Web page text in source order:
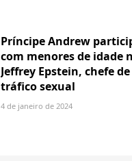
Príncipe Andrew
com menores de idade
Jeffrey Epstein, chefe
tráfico sexual
4 de janeiro de 2024